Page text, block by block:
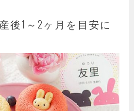
後1～2ヶ月を目安に